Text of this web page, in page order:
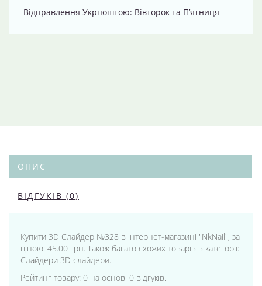
Відправлення Укрпоштою: Вівторок та П’ятниця
ОПИС
ВІДГУКІВ (0)
Купити 3D Слайдер №328 в інтернет-магазині "NkNail", за
ціною: 45.00 грн. Також багато схожих товарів в категорії:
Слайдери 3D слайдери.
Рейтинг товару: 0 на основі 0 відгуків.